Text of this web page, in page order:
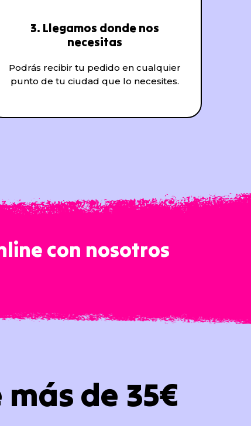
3. Llegamos donde nos
necesitas
Podrás recibir tu pedido en cualquier
punto de tu ciudad que lo necesites.
con nosotros
de 35€